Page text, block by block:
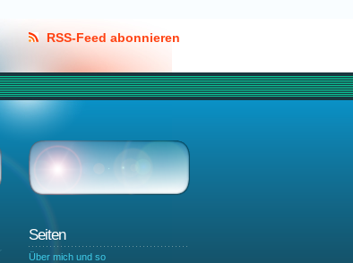
RSS-Feed abonnieren
Seiten
Über mich und so